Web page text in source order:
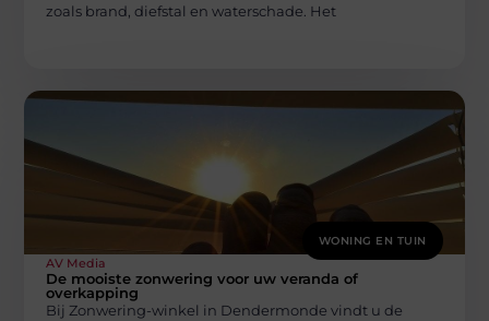
zoals brand, diefstal en waterschade. Het
WONING EN TUIN
AV Media
De mooiste zonwering voor uw veranda of
overkapping
Bij Zonwering-winkel in Dendermonde vindt u de